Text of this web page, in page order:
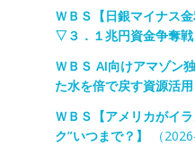
ＷＢＳ【日銀マイナス
▽３．１兆円資金争奪戦
ＷＢＳ AI向けアマゾン
た水を倍で戻す資源活用
ＷＢＳ【アメリカがイ
ク”いつまで？】
（